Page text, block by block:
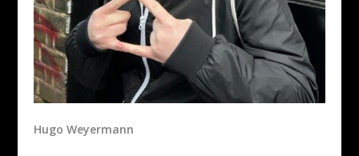
Hugo Weyermann